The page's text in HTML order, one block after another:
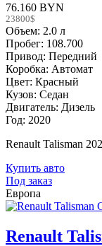
76.160 BYN
23800$
Объем: 2.0 л
Пробег: 108.700
Привод: Передний
Коробка: Автомат
Цвет: Красный
Кузов: Седан
Двигатель: Дизель
Год: 2020
Renault Talisman
Купить авто
Под заказ
Европа
Renault